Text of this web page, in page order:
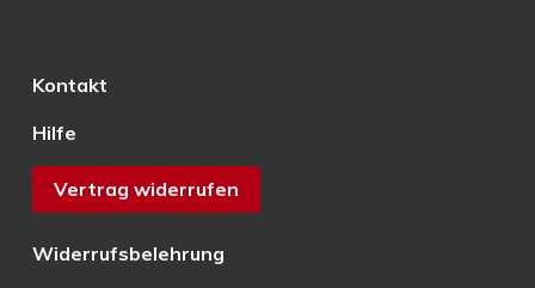
Kontakt
Hilfe
Vertrag widerrufen
Widerrufsbelehrung